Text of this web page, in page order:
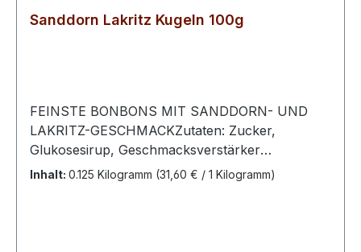
Sanddorn Lakritz Kugeln 100g
FEINSTE BONBONS MIT SANDDORN- UND
LAKRITZ-GESCHMACKZutaten: Zucker,
Glukosesirup, Geschmacksverstärker
Ammoniumchlorid, Säuerungsmittel
Inhalt: 0.125 Kilogramm (31,60 € / 1 Kilogramm)